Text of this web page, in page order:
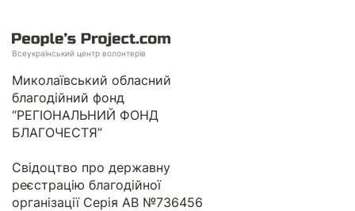
Всеукраїнський центр волонтерів
Миколаївський обласний
благодійний фонд
“РЕГІОНАЛЬНИЙ ФОНД
БЛАГОЧЕСТЯ”
Свідоцтво про державну
реєстрацію благодійної
організації Серія АВ №736456